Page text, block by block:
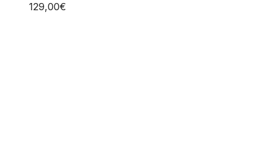
129,00€